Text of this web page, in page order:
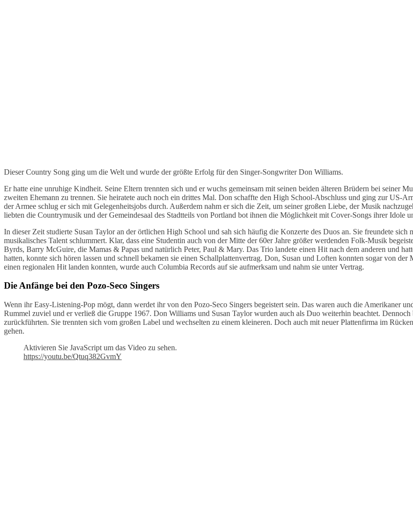
Dieser Country Song ging um die Welt und wurde der größte Erfolg für den Singer-Songwriter Don Williams.
Er hatte eine unruhige Kindheit. Seine Eltern trennten sich und er wuchs gemeinsam mit seinen beiden älteren Brüdern bei seiner
zweiten Ehemann zu trennen. Sie heiratete auch noch ein drittes Mal. Don schaffte den High School-Abschluss und ging zur US-
der Armee schlug er sich mit Gelegenheitsjobs durch. Außerdem nahm er sich die Zeit, um seiner großen Liebe, der Musik
liebten die Countrymusik und der Gemeindesaal des Stadtteils von Portland bot ihnen die Möglichkeit mit Cover-Songs ihrer Idole
In dieser Zeit studierte Susan Taylor an der örtlichen High School und sah sich häufig die Konzerte des Duos an. Sie freundete
musikalisches Talent schlummert. Klar, dass eine Studentin auch von der Mitte der 60er Jahre größer werdenden Folk-Musik
Byrds, Barry McGuire, die Mamas & Papas und natürlich Peter, Paul & Mary. Das Trio landete einen Hit nach dem anderen und
hatten, konnte sich hören lassen und schnell bekamen sie einen Schallplattenvertrag. Don, Susan und Loften konnten sogar von
einen regionalen Hit landen konnten, wurde auch Columbia Records auf sie aufmerksam und nahm sie unter Vertrag.
Die Anfänge bei den Pozo-Seco Singers
Wenn ihr Easy-Listening-Pop mögt, dann werdet ihr von den Pozo-Seco Singers begeistert sein. Das waren auch die Amerikaner
Rummel zuviel und er verließ die Gruppe 1967. Don Williams und Susan Taylor wurden auch als Duo weiterhin beachtet.
zurückführten. Sie trennten sich vom großen Label und wechselten zu einem kleineren. Doch auch mit neuer Plattenfirma im
gehen.
Aktivieren Sie JavaScript um das Video zu sehen.
https://youtu.be/Qtuq382GvmY